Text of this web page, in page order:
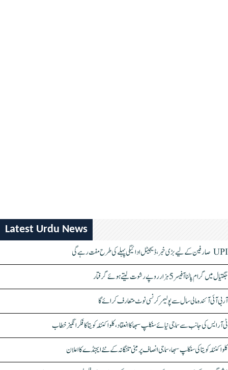
Latest Urdu News
UPI صارفین کے لیے بڑی خبر، ڈیجیٹل ادائیگی پہلے کی طرح مفت رہے گی
جگتیال میں گرام پالنا آفیسر 5 ہزار روپے رشوت لیتے ہوئے گرفتار
آر بی آئی آئندہ مالی سال سے پولیمر کرنسی نوٹ متعارف کرائے گا
ٹی آر ایس کی جانب سے سماجی نیائے سنکلپ سبھا کا انعقاد، کلواکنٹلہ کویتا کا فکر انگیز خطاب
کلواکنٹلہ کویتا کی سنکلپ سبھا، سماجی انصاف پر مبنی تلنگانہ کے نئے ایجنڈے کا اعلان